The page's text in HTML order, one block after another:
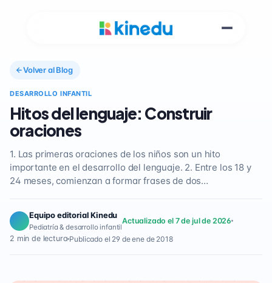
Volver al Blog
DESARROLLO INFANTIL
Hitos del lenguaje: Construir
oraciones
1. Las primeras oraciones de los niños son un hito
importante en el desarrollo del lenguaje. 2. Entre los 18 y
24 meses, comienzan a formar frases de dos…
Equipo editorial Kinedu
Pediatría & desarrollo infantil
Actualizado el 7 de jul de 2026
2 min de lectura Publicado el 29 de ene de 2018